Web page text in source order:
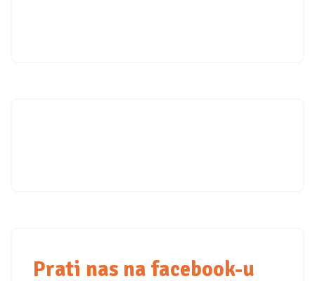
Prati nas na facebook-u